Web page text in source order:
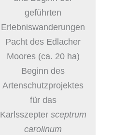
geführten
Erlebniswanderungen
Pacht des Edlacher
Moores (ca. 20 ha)
Beginn des
Artenschutzprojektes
für das
Karlsszepter sceptrum
carolinum